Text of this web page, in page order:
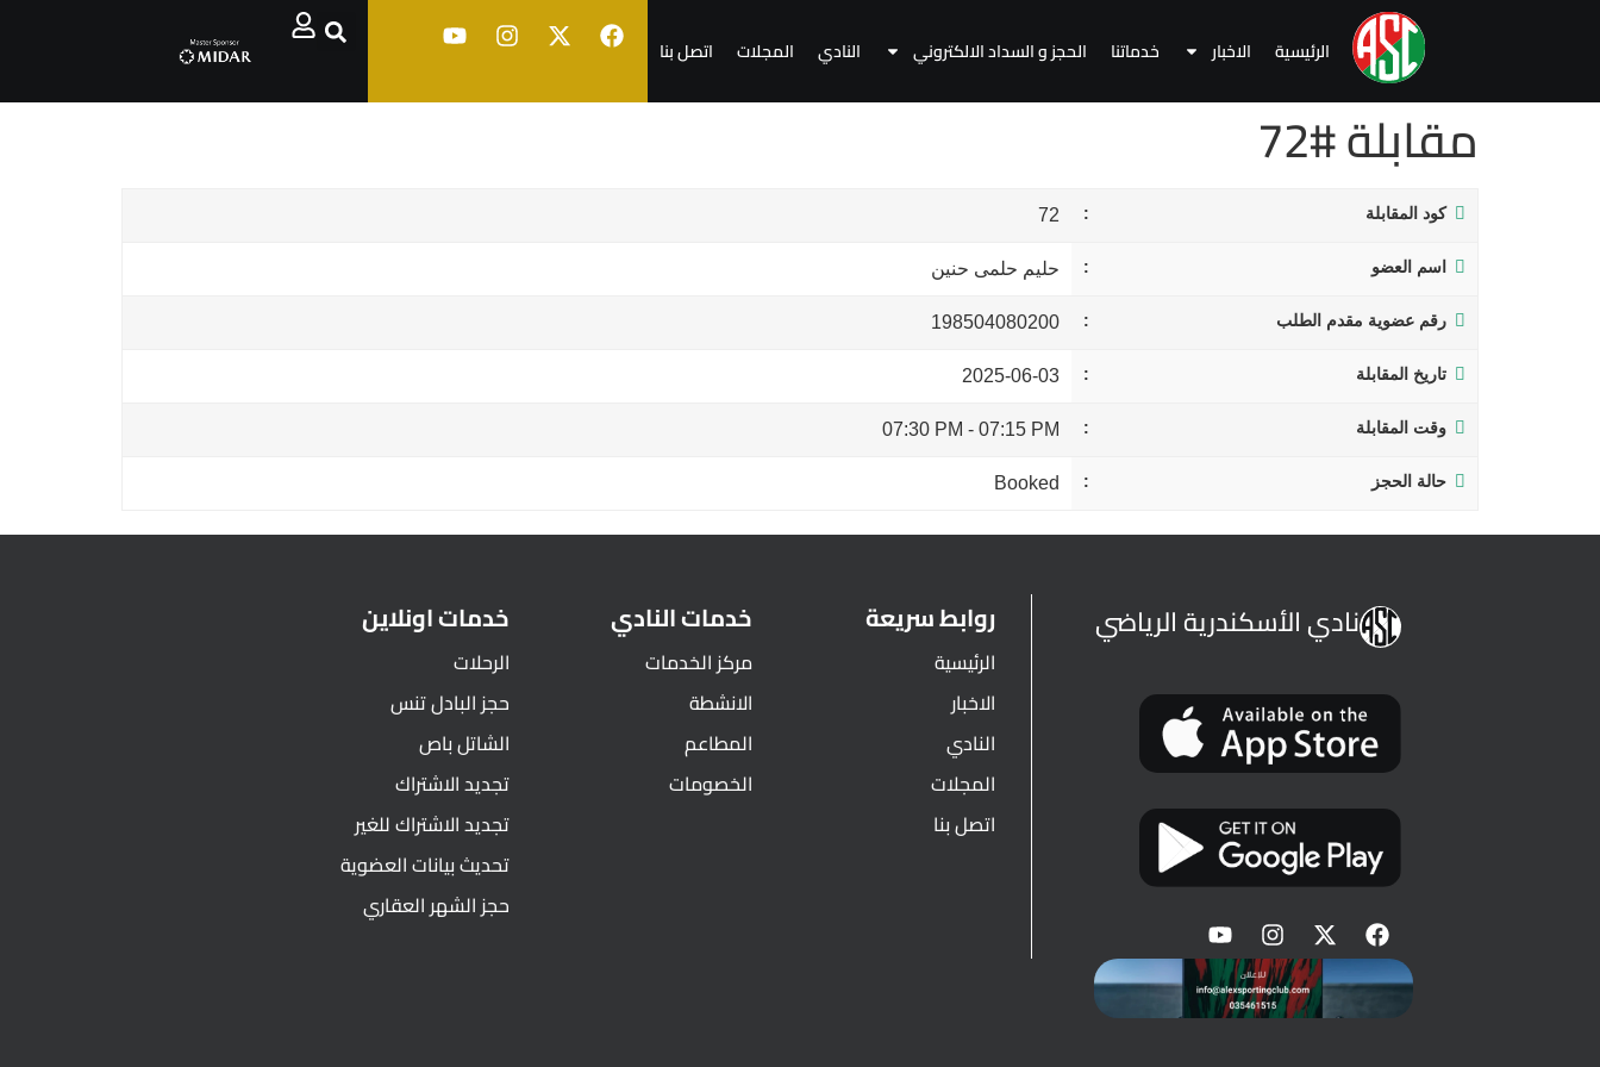
الرئيسية الاخبار خدماتنا الحجز و السداد الالكتروني النادي المجلات اتصل بنا
مقابلة #72
كود المقابلة 72
اسم العضو حليم حلمى حنين
رقم عضوية مقدم الطلب 198504080200
تاريخ المقابلة 2025-06-03
وقت المقابلة 07:15 PM
-
07:30 PM
حالة الحجز Booked
نادي الأسكندرية الرياضي روابط سريعة
الرئيسية
الاخبار
النادي
المجلات
اتصل بنا
خدمات النادي
مركز الخدمات
الانشطة
المطاعم
الخصومات
خدمات اونلاين
الرحلات
حجز البادل تنس
الشاتل باص
تجديد الاشتراك
تجديد الاشتراك للغير
تحديث بيانات العضوية
حجز الشهر العقاري